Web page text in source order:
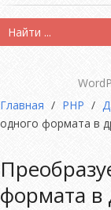
Главная / PHP /
одного формата в
формата в